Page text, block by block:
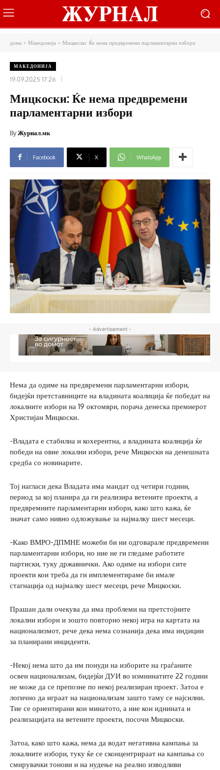
дома Македонија Мицкоски: Ќе нема предвремени парламентарни избори
МАКЕДОНИЈА
19.09.2025 17:26
Мицкоски: Ќе нема предвремени
парламентарни избори
ByЖурнал.мк
Facebook X WhatsApp
- Advertisement -
Нема да одиме на предвремени парламентарни избори,
бидејќи претставниците на владината коалиција ќе победат на
локалните избори на 19 октомври, порача денеска премиерот
Христијан Мицкоски.
-Владата е стабилна и кохерентна, а владината коалиција ќе
победи на овие локални избори, рече Мицкоски на денешната
средба со новинарите.
Тој нагласи дека Владата има мандат од четири години,
период за кој планира да ги реализира ветените проекти, а
предвремните парламентарни избори, како што кажа, ќе
значат само нивно одложување за најмалку шест месеци.
-Како ВМРО-ДПМНЕ можеби би ни одговарале предвремени
парламентарни избори, но ние не ги гледаме работите
партиски, туку државнички. Ако одиме на избори сите
проекти кои треба да ги имплементираме би имале
стагнација од најмалку шест месеци, рече Мицкоски.
Прашан дали очекува да има проблеми на претстојните
локални избори и зошто повторно некој игра на картата на
национализмот, рече дека нема сознанија дека има индиции
за планирани инциденти.
-Некој нема што да им понуди на изборите на граѓаните
освен национализам, бидејќи ДУИ во измнинатите 22 години
не може да се препозне по некој реализиран проект. Затоа е
логично да играат на национализам зашто таму се најсилни.
Тие се ориентирани кон минатото, а ние кон иднината и
реализацијата на ветените проекти, посочи Мицкоски.
Затоа, како што кажа, нема да водат негативна кампања за
локалните избори, туку ќе се сконцентрираат на кампања со
смирувачки тонови и на нудење на реално изводливи